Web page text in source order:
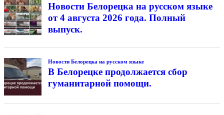
Новости Белорецка на русском языке
от 4 августа 2026 года. Полный
выпуск.
Новости Белорецка на русском языке
В Белорецке продолжается сбор
гуманитарной помощи.